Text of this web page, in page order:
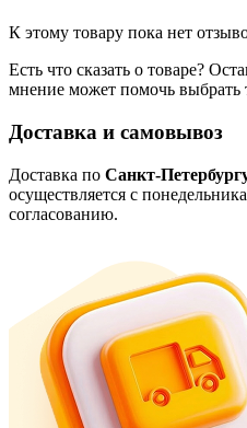
К этому товару пока нет
Есть что сказать о товаре?
мнение может помочь выбрать
Доставка и самовывоз
Доставка по Санкт-
осуществляется с
согласованию.